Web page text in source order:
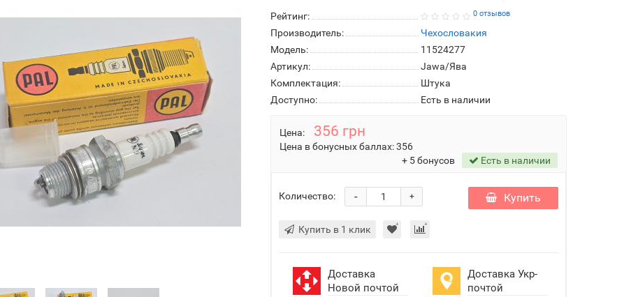
Рейтинг: 0 отзывов
Производитель:
Чехословакия
Модель:
11524277
Артикул:
Jawa/Ява
Комплектация:
Штука
Доступно:
Есть в наличии
Цена: 356 грн
Цена в бонусных баллах:356
+ 5 бонусов
Есть в наличии
Количество: +
- Купить
Купить в 1 клик
Доставка
Новой почтой
Доставка Укр-
почтой